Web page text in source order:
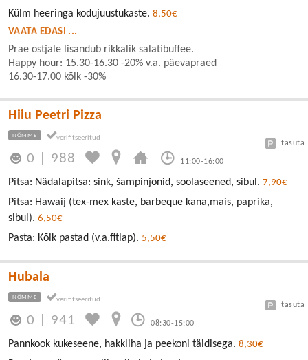
Külm heeringa kodujuustukaste. 8,50€
VAATA EDASI ...
Prae ostjale lisandub rikkalik salatibuffee.
Happy hour: 15.30-16.30 -20% v.a. päevapraed
16.30-17.00 kõik -30%
Hiiu Peetri Pizza
NÕMME
0 988 11:00-16:00
tasuta
Pitsa: Nädalapitsa: sink, šampinjonid, soolaseened, sibul. 7,90€
Pitsa: Hawaij (tex-mex kaste, barbeque kana,mais, paprika,
sibul). 6,50€
Pasta: Kõik pastad (v.a.fitlap). 5,50€
Hubala
NÕMME
0 941 08:30-15:00
tasuta
Pannkook kukeseene, hakkliha ja peekoni täidisega. 8,30€